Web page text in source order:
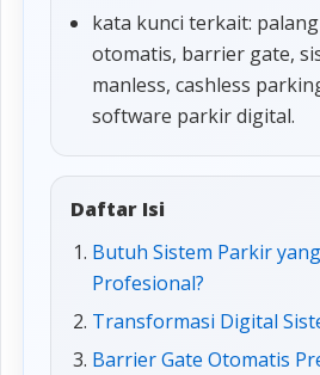
kata kunci terkait:
otomatis, barrier gate,
manless, cashless
software parkir digital.
Daftar Isi
Butuh Sistem Parkir
Profesional?
Transformasi Digital
Barrier Gate Otomatis